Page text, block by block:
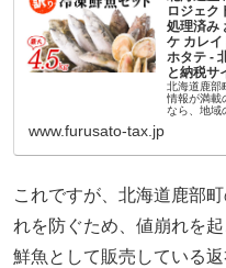
ロジェク
処理済み
ケ カレ
ホタテ -
と納税サ
北海道鹿部
情報が満載
なら、地域
www.furusato-tax.jp
これですが、北海道鹿部
れを防ぐため、値崩れを
鮮魚として販売している返